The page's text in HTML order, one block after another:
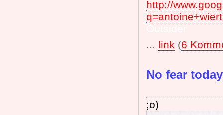
http://
... link (6
No fear today
;o)